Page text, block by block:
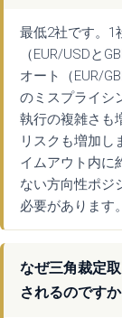
最低2社です。1
（EUR/USDと
オート（EUR/
のミスプライシ
執行の複雑さも
リスクも増加し
イムアウト内に
ない方向性ポジ
必要があります。
なぜ三角裁定
されるのです